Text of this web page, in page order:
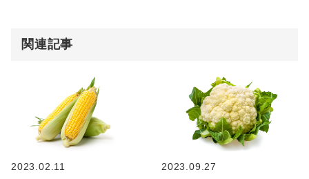
関連記事
2023.02.11 2023.09.27